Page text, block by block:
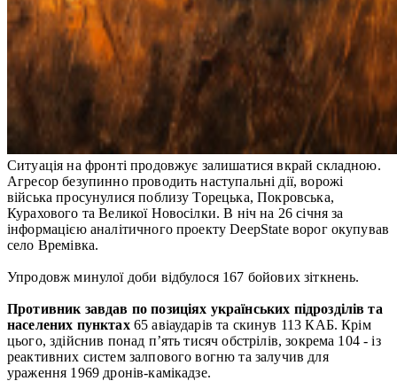
Ситуація на фронті продовжує залишатися вкрай складною.
Агресор безупинно проводить наступальні дії, ворожі
війська просунулися поблизу Торецька, Покровська,
Курахового та Великої Новосілки. В ніч на 26 січня за
інформацією аналітичного проекту DeepState ворог окупував
село Времівка.
Упродовж минулої доби відбулося 167 бойових зіткнень.
Противник завдав по позиціях українських підрозділів та
населених пунктах65 авіаударів та скинув 113 КАБ. Крім
цього, здійснив понад п’ять тисяч обстрілів, зокрема 104 - із
реактивних систем залпового вогню та залучив для
ураження 1969 дронів-камікадзе.